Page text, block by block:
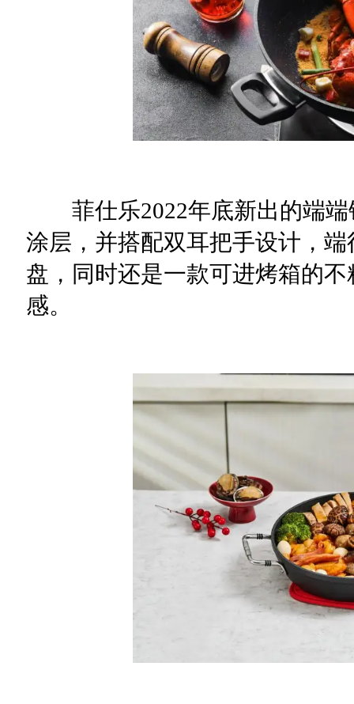
菲仕乐2022年底新出的端端
涂层，并搭配双耳把手设计，
盘，同时还是一款可进烤箱的
感。